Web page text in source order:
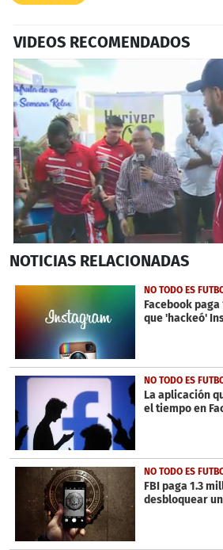
VIDEOS RECOMENDADOS
seconds
2
minutes,
40
seconds
NOTICIAS RELACIONADAS
NO TODO ES
Facebook
que 'hackeó'
NO TODO ES
La aplicación
el tiempo en
NO TODO ES
FBI paga 1.3
desbloquear